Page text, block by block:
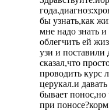
бы узнать,как
мне надо знать
облегчить ей
узи и поставили
сказал,что
проводить курс
церукал.и
бывает понос,но
при